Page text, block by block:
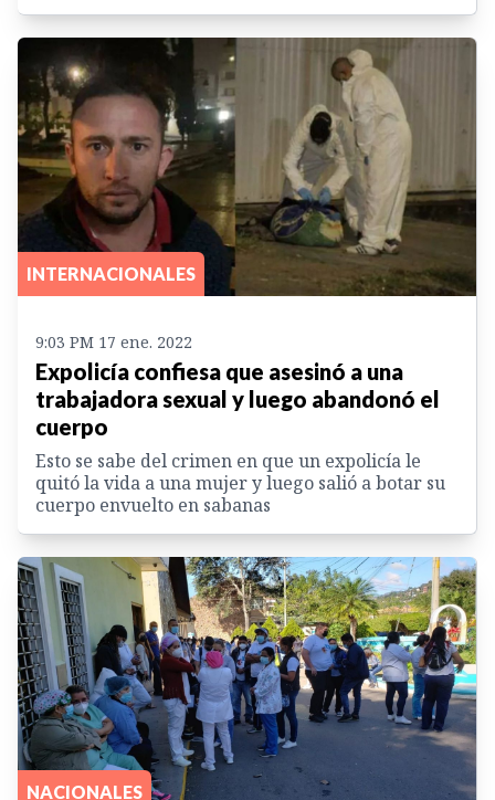
INTERNACIONALES
9:03 PM 17 ene. 2022
Expolicía confiesa que asesinó a una
trabajadora sexual y luego abandonó el
cuerpo
Esto se sabe del crimen en que un expolicía le
quitó la vida a una mujer y luego salió a botar su
cuerpo envuelto en sabanas
NACIONALES